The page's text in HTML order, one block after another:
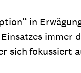
in
immer
sich fokussiert